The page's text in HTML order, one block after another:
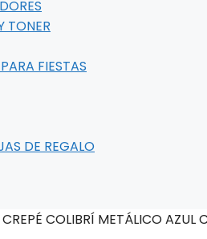
TONER
FIESTAS
DE REGALO
COLIBRÍ METÁLICO AZUL